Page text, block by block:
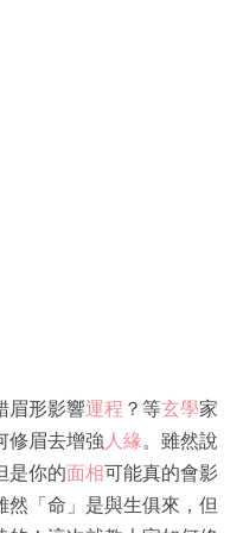
眉形影響運程 ？等玄學家
修眉去增強 人緣。雖然說
是你的面相可能真的會影
然「命」是與生俱來，但